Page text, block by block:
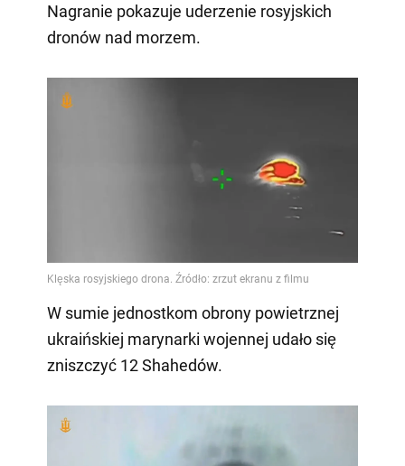
Nagranie pokazuje uderzenie rosyjskich
dronów nad morzem.
W sumie jednostkom obrony powietrznej
ukraińskiej marynarki wojennej udało się
zniszczyć 12 Shahedów.